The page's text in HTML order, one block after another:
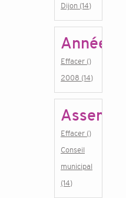
Dijon (14)
Année
Effacer ()
2008 (14)
Effacer ()
Conseil
municipal
(14)